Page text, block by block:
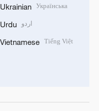
Ukrainian Українська
Urdu اردو
Vietnamese Tiếng Việt